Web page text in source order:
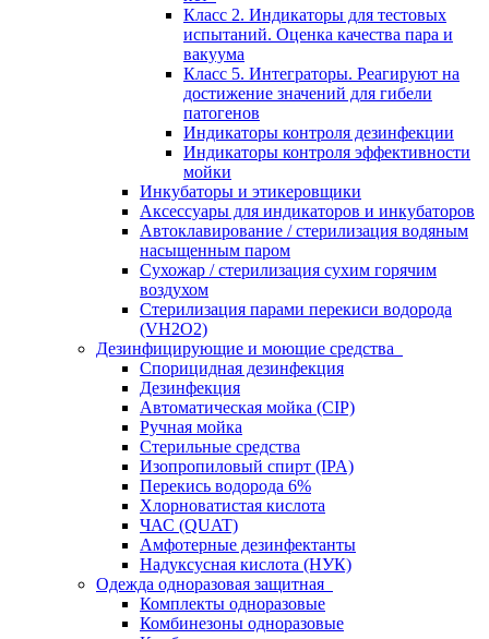
Класс 2. Индикаторы для тестовых
испытаний. Оценка качества пара и
вакуума
Класс 5. Интеграторы. Реагируют на
достижение значений для гибели
патогенов
Индикаторы контроля дезинфекции
Индикаторы контроля эффективности
мойки
Инкубаторы и этикеровщики
Аксессуары для индикаторов и инкубаторов
Автоклавирование / стерилизация водяным
насыщенным паром
Сухожар / стерилизация сухим горячим
воздухом
Стерилизация парами перекиси водорода
(VH2O2)
Дезинфицирующие и моющие средства
Спорицидная дезинфекция
Дезинфекция
Автоматическая мойка (CIP)
Ручная мойка
Стерильные средства
Изопропиловый спирт (IPA)
Перекись водорода 6%
Хлорноватистая кислота
ЧАС (QUAT)
Амфотерные дезинфектанты
Надуксусная кислота (НУК)
Одежда одноразовая защитная
Комплекты одноразовые
Комбинезоны одноразовые